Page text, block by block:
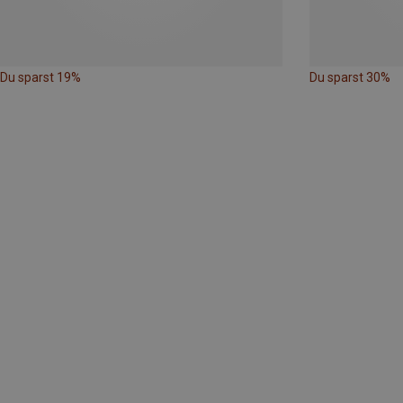
Du sparst 19% Du sparst 30%